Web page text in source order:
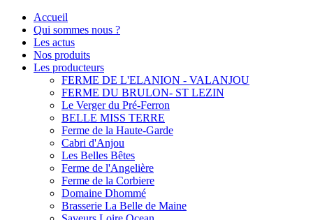
Accueil
Qui sommes nous ?
Les actus
Nos produits
Les producteurs
FERME DE L'ELANION - VALANJOU
FERME DU BRULON- ST LEZIN
Le Verger du Pré-Ferron
BELLE MISS TERRE
Ferme de la Haute-Garde
Cabri d'Anjou
Les Belles Bêtes
Ferme de l'Angelière
Ferme de la Corbiere
Domaine Dhommé
Brasserie La Belle de Maine